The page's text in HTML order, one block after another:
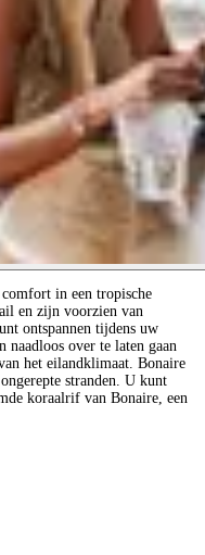
in een tropische
en zijn voorzien van
ontspannen tijdens uw
over te laten gaan
het eilandklimaat. Bonaire
stranden. U kunt
koraalrif van Bonaire, een